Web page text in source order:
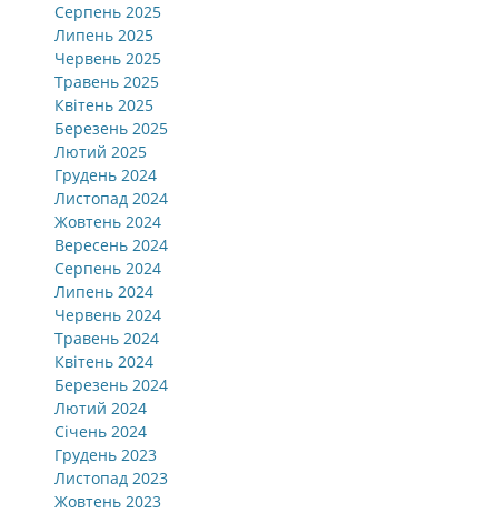
Серпень 2025
Липень 2025
Червень 2025
Травень 2025
Квітень 2025
Березень 2025
Лютий 2025
Грудень 2024
Листопад 2024
Жовтень 2024
Вересень 2024
Серпень 2024
Липень 2024
Червень 2024
Травень 2024
Квітень 2024
Березень 2024
Лютий 2024
Січень 2024
Грудень 2023
Листопад 2023
Жовтень 2023